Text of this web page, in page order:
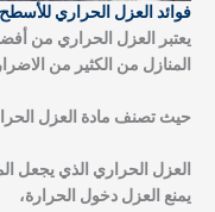
فوائد العزل الحراري
يعتبر العزل الحراري من
المنازل من الكثير من
حيث تصنف مادة العزل
العزل الحراري الذي يجعل
يمنع العزل دخول الحرارة،